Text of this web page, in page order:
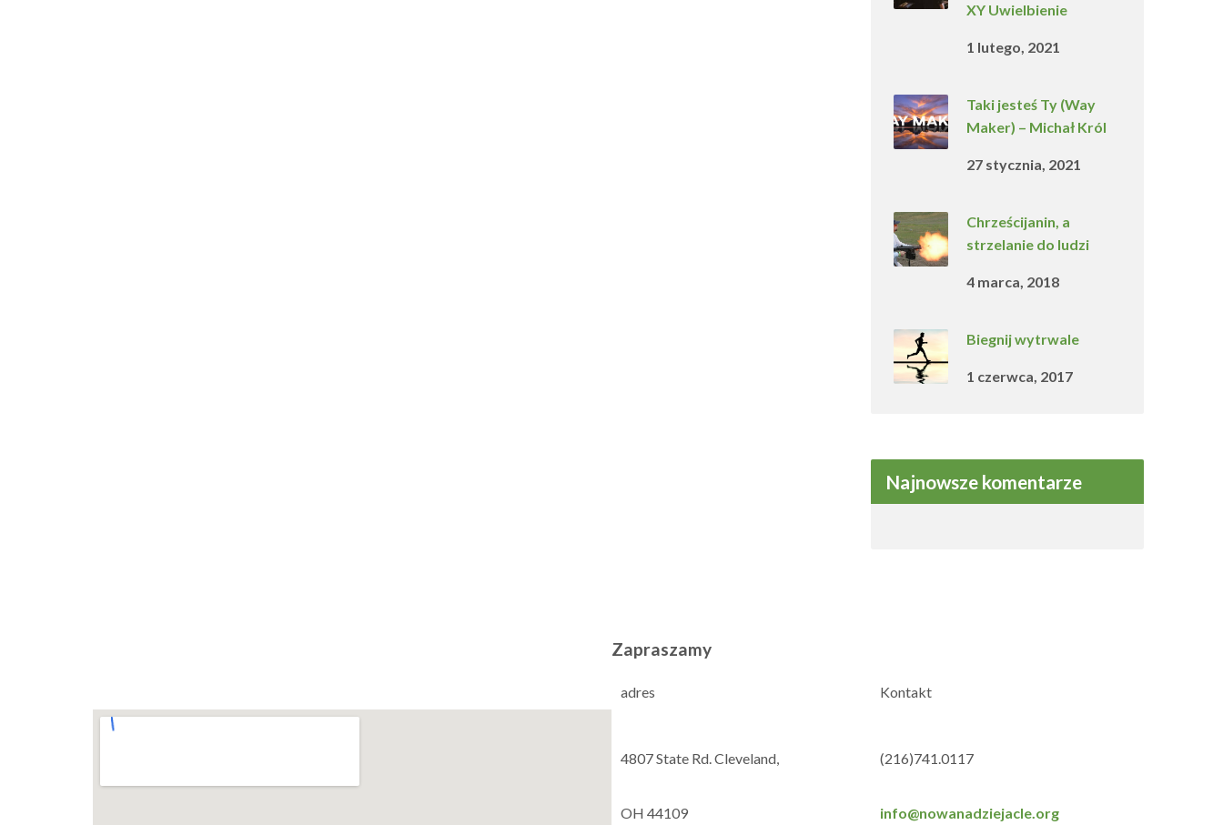
XY Uwielbienie
1 lutego, 2021
Taki jesteś Ty (Way
Maker) – Michał Król
27 stycznia, 2021
Chrześcijanin, a
strzelanie do ludzi
4 marca, 2018
Biegnij wytrwale
1 czerwca, 2017
Najnowsze komentarze
Zapraszamy
adres
4807 State Rd. Cleveland,
OH 44109
Kontakt
(216)741.0117
info@nowanadziejacle.org